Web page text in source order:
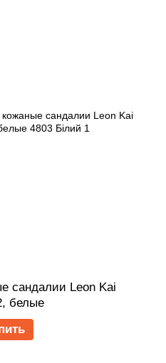
сандалии Leon Kai
белые